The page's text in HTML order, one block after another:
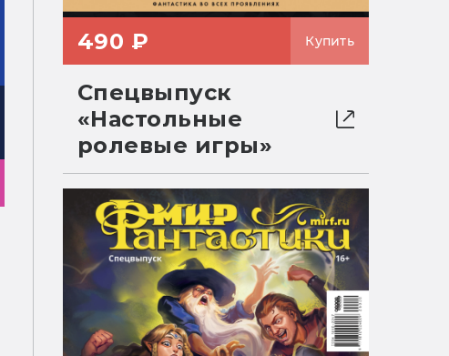
490 ₽ Купить
Спецвыпуск
«Настольные
ролевые игры»